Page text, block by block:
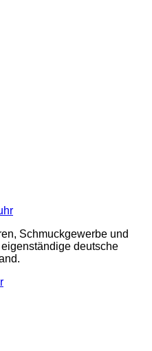
Schmuckgewerbe und
deutsche